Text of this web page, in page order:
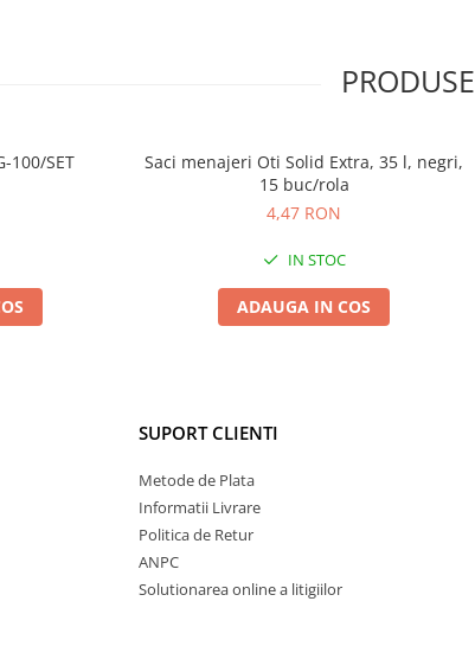
100/SET
Saci menajeri Oti Solid Extra, 35 l, negri,
15 buc/rola
4,47 RON
IN STOC
ADAUGA IN COS
SUPORT CLIENTI
Metode de Plata
Informatii Livrare
Politica de Retur
ANPC
Solutionarea online a litigiilor